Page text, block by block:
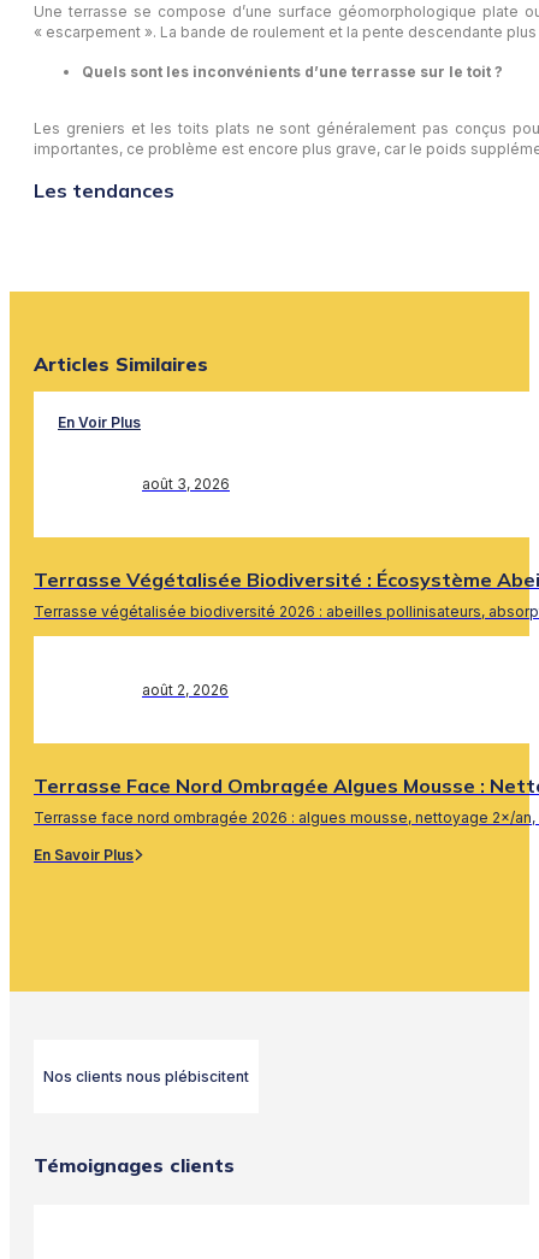
Une terrasse se compose d’une surface géomorphologique plate
« escarpement ». La bande de roulement et la pente descendante
Quels sont les inconvénients d’une terrasse sur le toit ?
Les greniers et les toits plats ne sont généralement pas conçus
importantes, ce problème est encore plus grave, car le poids
Les tendances
Articles Similaires
En Voir Plus
août 3, 2026
Terrasse Végétalisée Biodiversité : Écosystème
Terrasse végétalisée biodiversité 2026 : abeilles pollinisateurs,
août 2, 2026
Terrasse Face Nord Ombragée Algues Mousse :
Terrasse face nord ombragée 2026 : algues mousse, nettoyage 2×/
En Savoir Plus
Nos clients nous plébiscitent
Témoignages clients